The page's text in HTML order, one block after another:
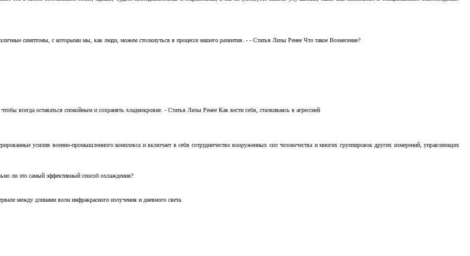
симптомы, с которыми мы, как люди, можем столкнуться в процессе нашего развития. - - Статья Лизы Ренее Что такое Вознесение?
всегда оставаться спокойным и сохранять хладнокровие. - Статья Лизы Ренее Как вести себя, сталкиваясь в агрессией
усилия военно-промышленного комплекса и включает в себя сотрудничество вооруженных сил человечества и многих группировок других измерений, управляющих
ли это самый эффективный способ охлаждения?
между длинами волн инфракрасного излучения и дневного света.